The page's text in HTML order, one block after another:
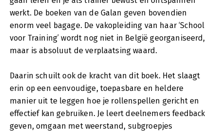
werkt. De boeken van de Galan geven bovendien
enorm veel bagage. De vakopleiding van haar ‘School
voor Training’ wordt nog niet in België georganiseerd,
maar is absoluut de verplaatsing waard.
Daarin schuilt ook de kracht van dit boek. Het slaagt
erin op een eenvoudige, toepasbare en heldere
manier uit te leggen hoe je rollenspellen gericht en
effectief kan gebruiken. Je leert deelnemers feedback
geven, omgaan met weerstand, subgroepjes